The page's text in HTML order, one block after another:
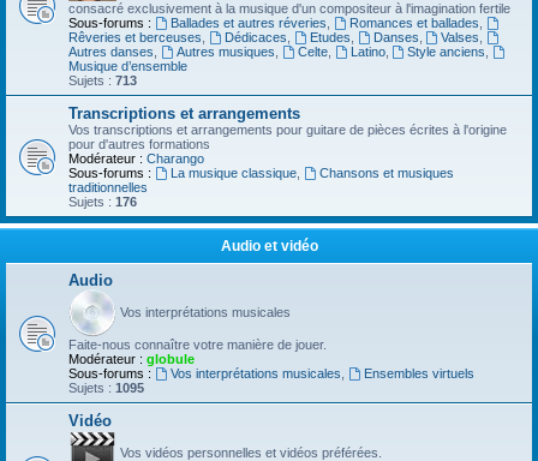
consacré exclusivement à la musique d'un compositeur à l'imagination fertile
Sous-forums :
Ballades et autres réveries Romances et ballades
Rêveries et berceuses
Dédicaces Etudes Danses Valses
Autres danses
Autres musiques Celte, Latino, Style anciens
Musique d’ensemble
Sujets : 713
Transcriptions et arrangements
Vos transcriptions et arrangements pour guitare de pièces écrites à l'origine
pour d'autres formations
Modérateur : Charango
Sous-forums :
La musique classique,
Chansons et musiques
traditionnelles
Sujets : 176
Audio et vidéo
Audio
Vos interprétations musicales
Faite-nous connaître votre manière de jouer.
Modérateur : globule
Sous-forums :
Vos interprétations musicales
Ensembles virtuels
Sujets : 1095
Vidéo
Vos vidéos personnelles et vidéos préférées.